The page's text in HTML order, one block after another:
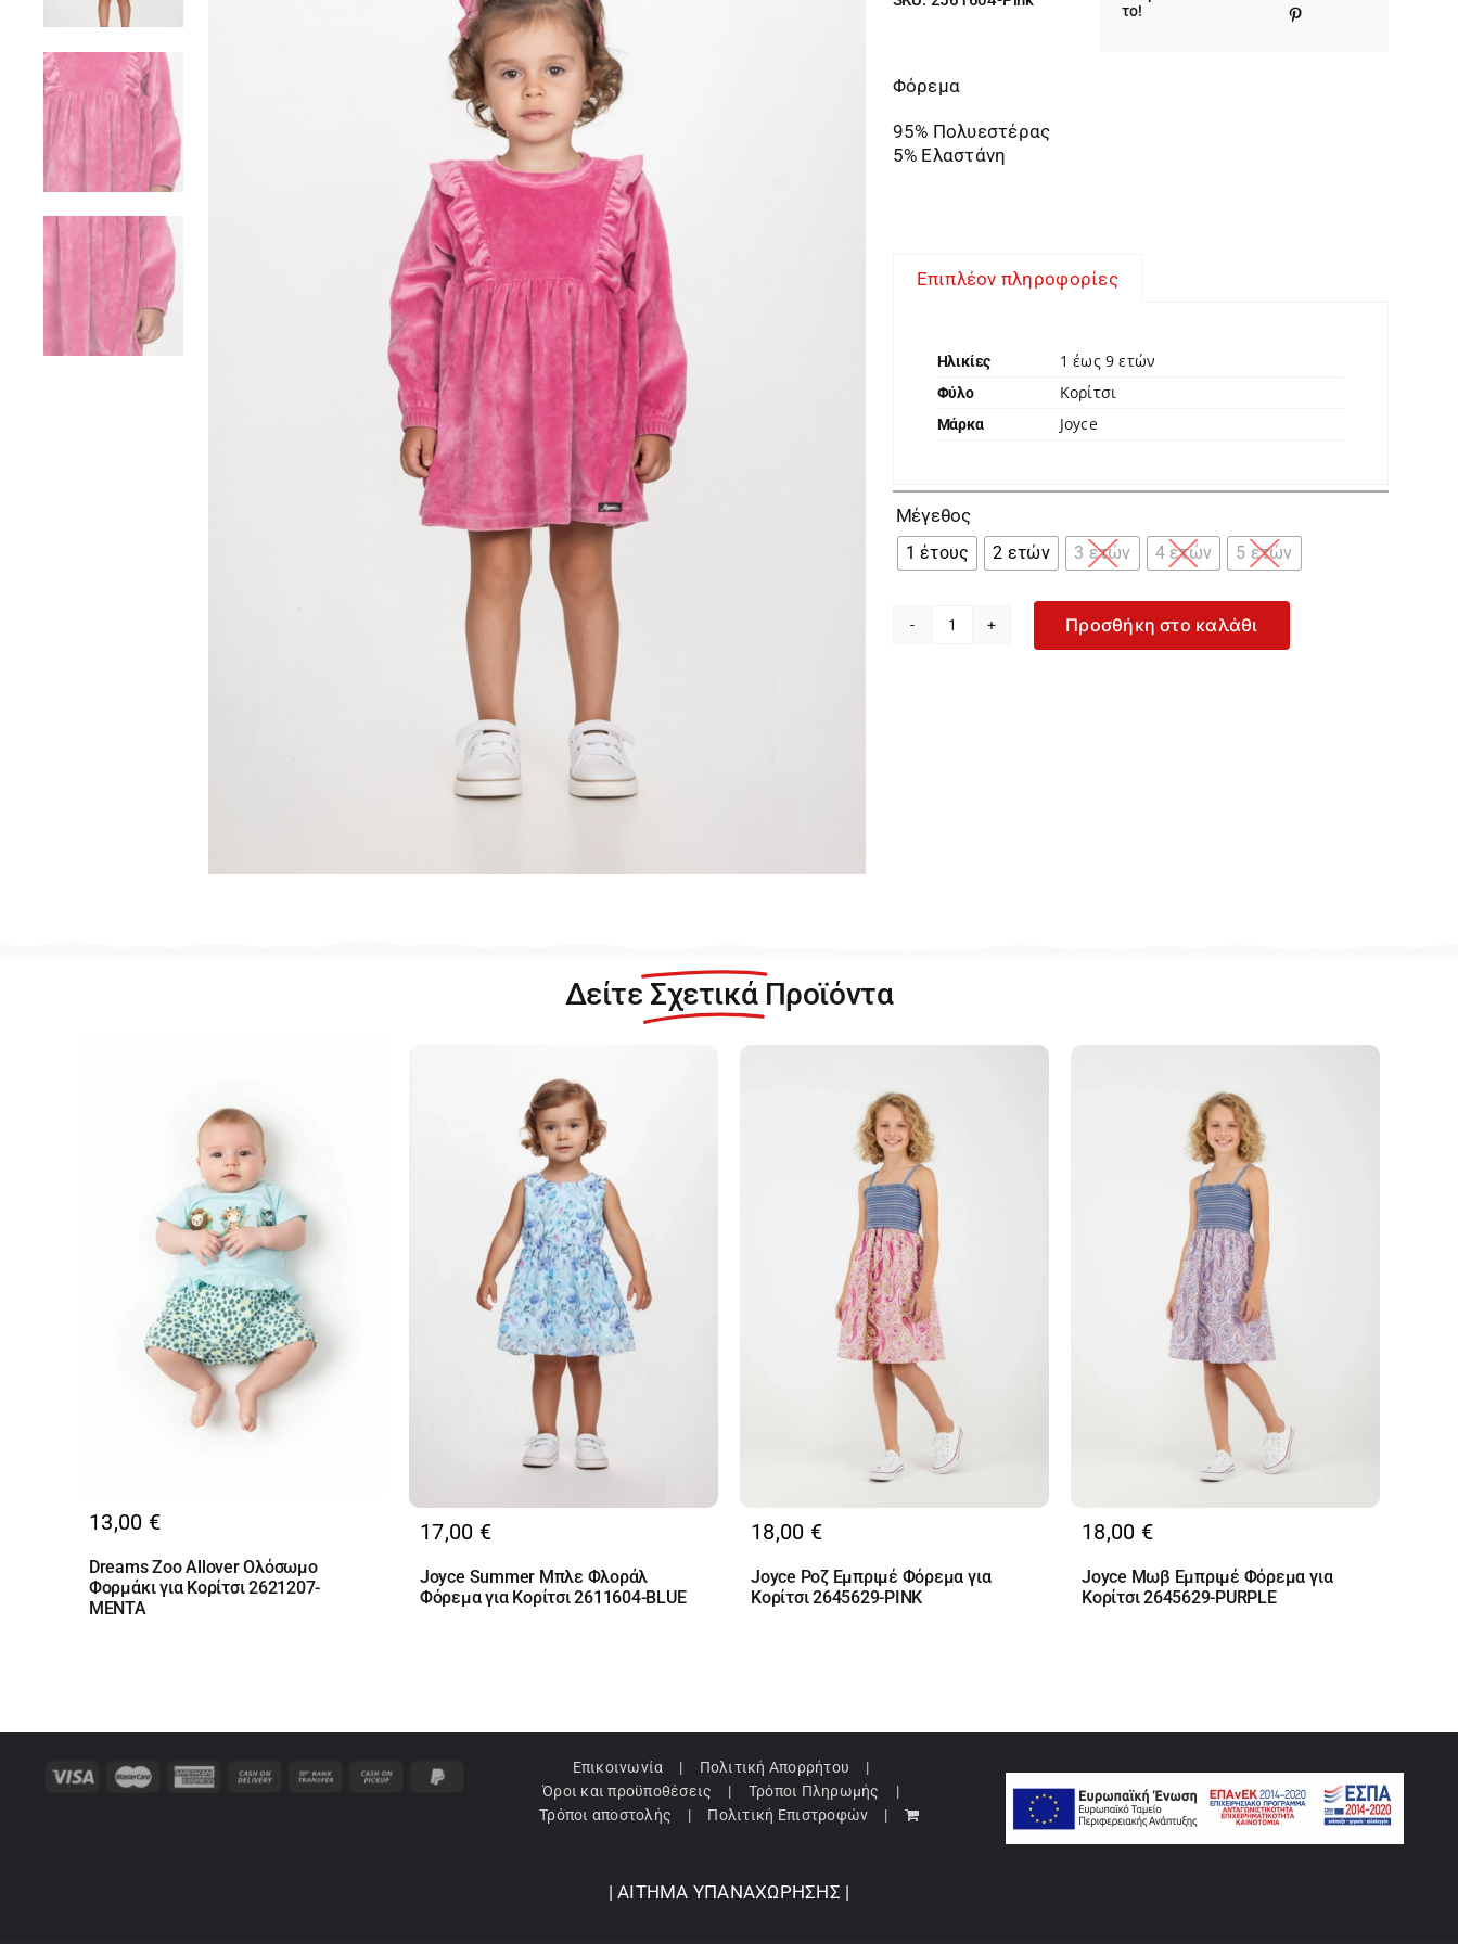
το!
Φόρεμα
95% Πολυεστέρας
5% Ελαστάνη
Επιπλέον πληροφορίες
Ηλικίες 1 έως 9 ετών
Φύλο Κορίτσι
Μάρκα Joyce
Μέγεθος
1 έτους 2 ετών 3 ετών 4 ετών 5 ετών
Joyce
Προσθήκη στο καλάθι
Δείτε Σχετικά Προϊόντα
13,00 €
Dreams Zoo Allover Ολόσωμο
Φορμάκι για Κορίτσι 2621207-
MENTA
17,00 €
Joyce Summer Μπλε Φλοράλ
Φόρεμα για Κορίτσι 2611604-BLUE
18,00 €
Joyce Ροζ Εμπριμέ Φόρεμα για
Κορίτσι 2645629-PINK
18,00 €
Joyce Μωβ Εμπριμέ Φόρεμα για
Κορίτσι 2645629-PURPLE
Επικοινωνία
Πολιτική Απορρήτου
Όροι και προϋποθέσεις
Τρόποι Πληρωμής
Τρόποι αποστολής
Πολιτική Επιστροφών
| ΑΙΤΗΜΑ ΥΠΑΝΑΧΩΡΗΣΗΣ |